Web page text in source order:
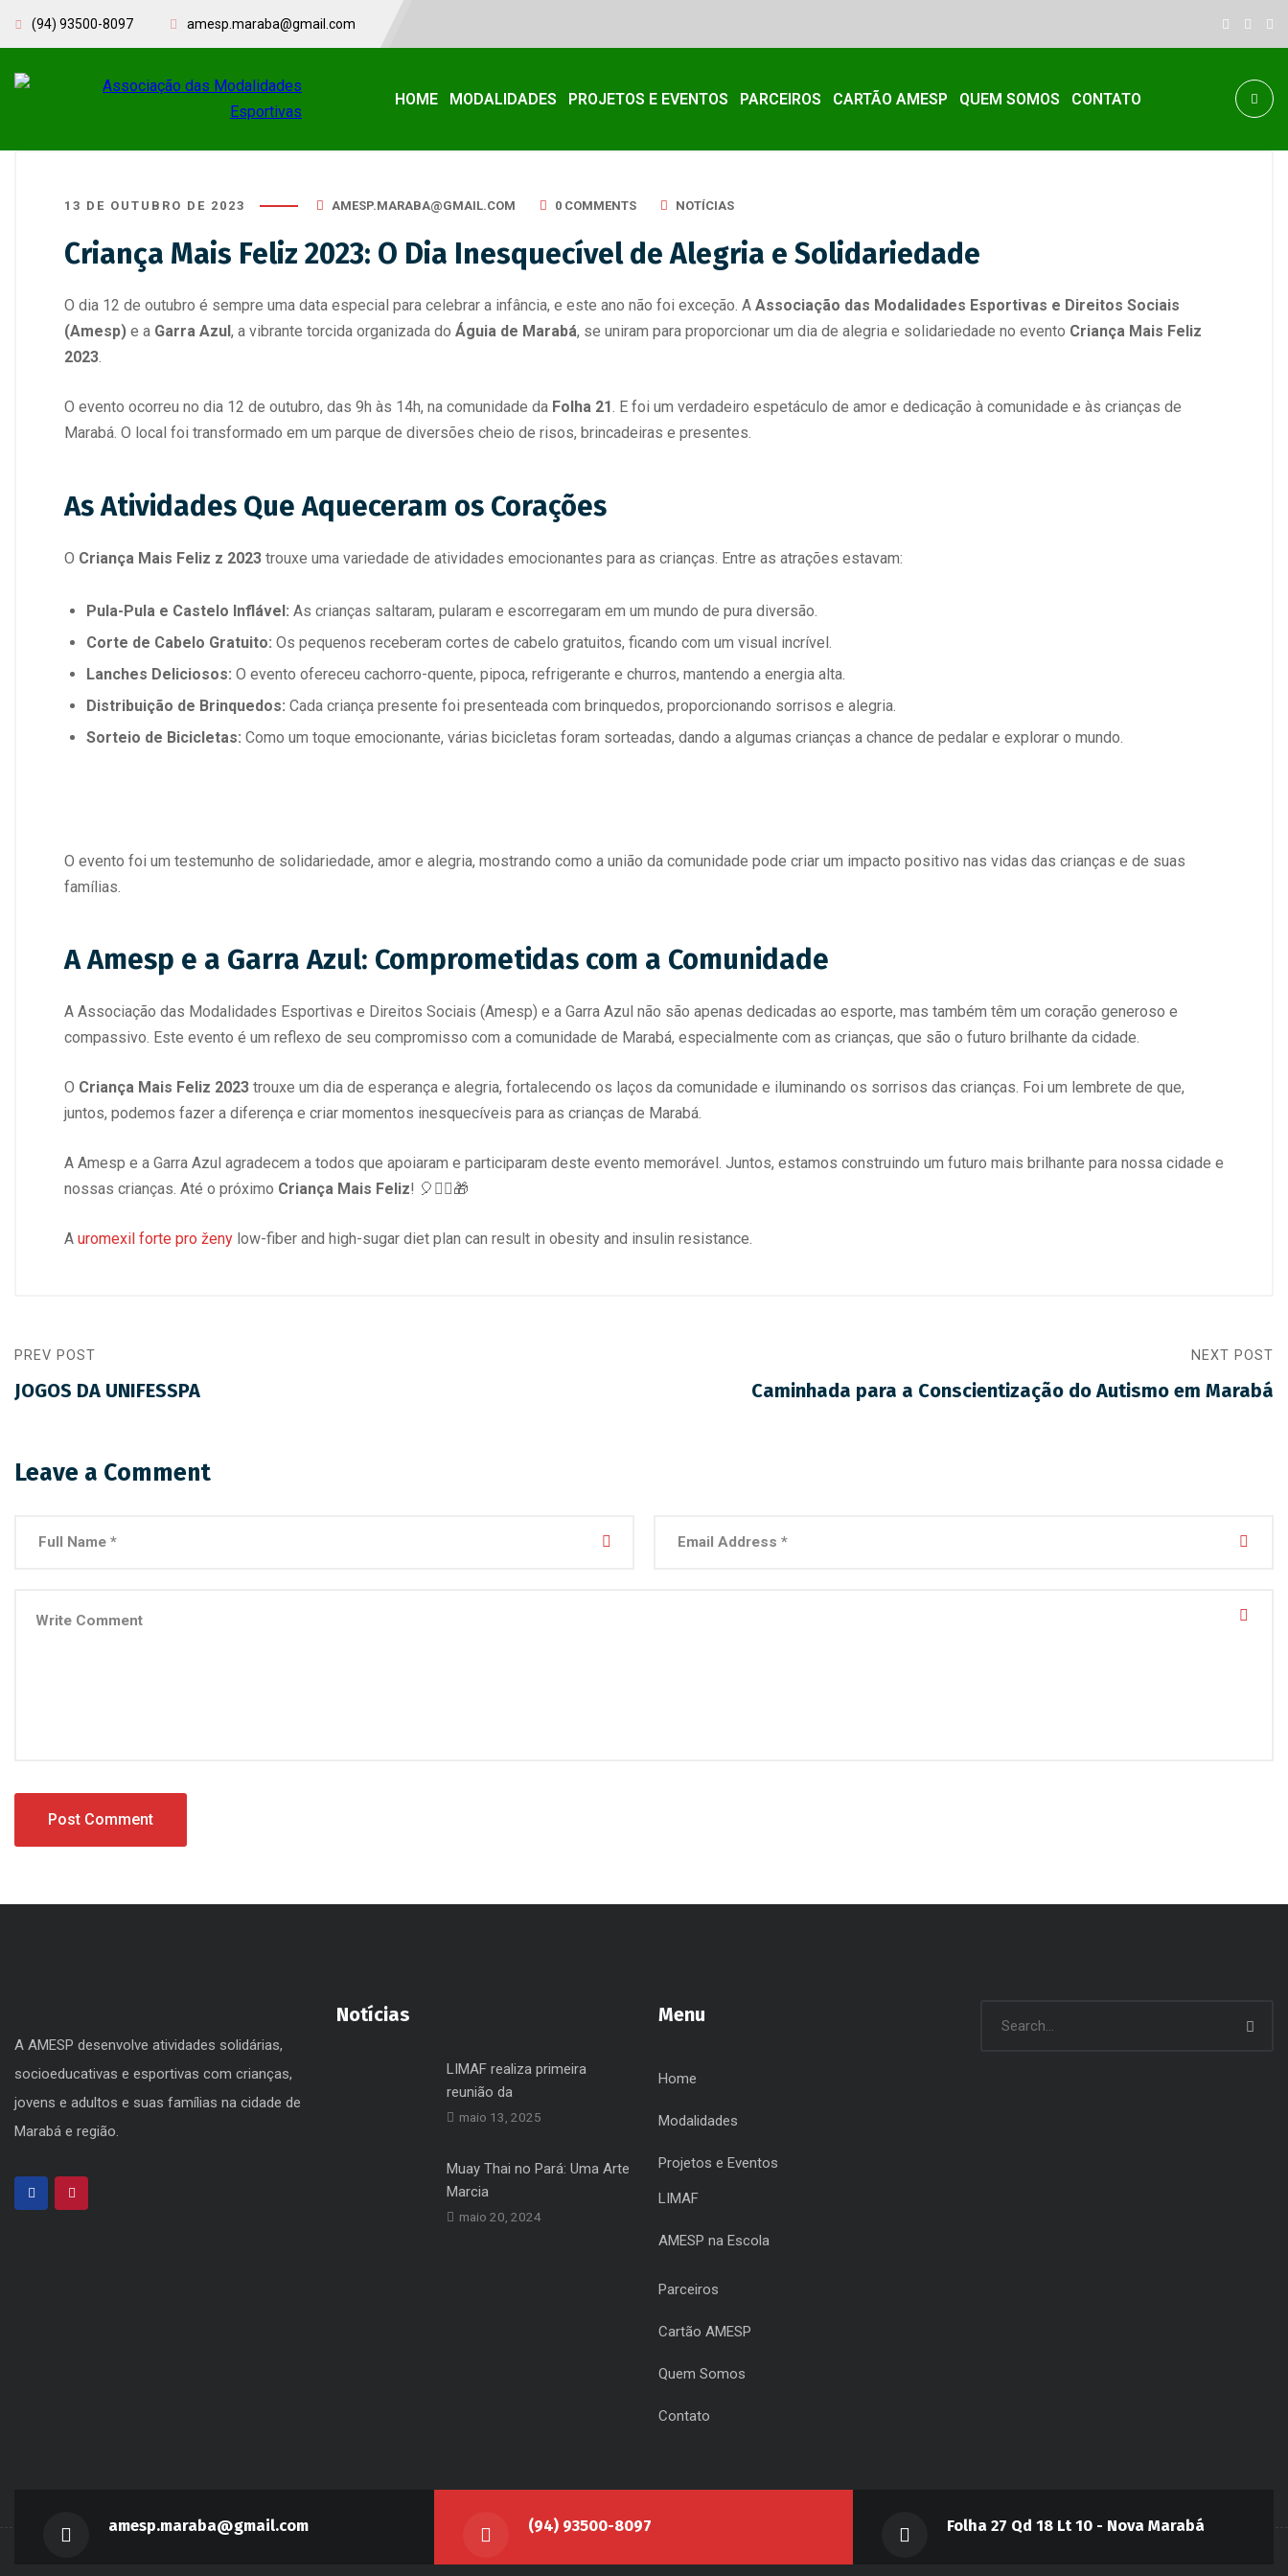
(94) 93500-8097 amesp.maraba@gmail.com
HOME MODALIDADES PROJETOS E EVENTOS PARCEIROS CARTÃO AMESP QUEM SOMOS CONTATO
13 DE OUTUBRO DE 2023 AMESP.MARABA@GMAIL.COM 0 COMMENTS NOTÍCIAS
Criança Mais Feliz 2023: O Dia Inesquecível de Alegria e Solidariedade
O dia 12 de outubro é sempre uma data especial para celebrar a infância, e este ano não foi exceção. A Associação das Modalidades Esportivas e Direitos Sociais
(Amesp) e a Garra Azul, a vibrante torcida organizada do Águia de Marabá, se uniram para proporcionar um dia de alegria e solidariedade no evento Criança Mais Feliz
2023.
O evento ocorreu no dia 12 de outubro, das 9h às 14h, na comunidade da Folha 21. E foi um verdadeiro espetáculo de amor e dedicação à comunidade e às crianças de
Marabá. O local foi transformado em um parque de diversões cheio de risos, brincadeiras e presentes.
As Atividades Que Aqueceram os Corações
O Criança Mais Feliz z 2023 trouxe uma variedade de atividades emocionantes para as crianças. Entre as atrações estavam:
Pula-Pula e Castelo Inflável: As crianças saltaram, pularam e escorregaram em um mundo de pura diversão.
Corte de Cabelo Gratuito: Os pequenos receberam cortes de cabelo gratuitos, ficando com um visual incrível.
Lanches Deliciosos: O evento ofereceu cachorro-quente, pipoca, refrigerante e churros, mantendo a energia alta.
Distribuição de Brinquedos: Cada criança presente foi presenteada com brinquedos, proporcionando sorrisos e alegria.
Sorteio de Bicicletas: Como um toque emocionante, várias bicicletas foram sorteadas, dando a algumas crianças a chance de pedalar e explorar o mundo.
O evento foi um testemunho de solidariedade, amor e alegria, mostrando como a união da comunidade pode criar um impacto positivo nas vidas das crianças e de suas
famílias.
A Amesp e a Garra Azul: Comprometidas com a Comunidade
A Associação das Modalidades Esportivas e Direitos Sociais (Amesp) e a Garra Azul não são apenas dedicadas ao esporte, mas também têm um coração generoso e
compassivo. Este evento é um reflexo de seu compromisso com a comunidade de Marabá, especialmente com as crianças, que são o futuro brilhante da cidade.
O Criança Mais Feliz 2023 trouxe um dia de esperança e alegria, fortalecendo os laços da comunidade e iluminando os sorrisos das crianças. Foi um lembrete de que,
juntos, podemos fazer a diferença e criar momentos inesquecíveis para as crianças de Marabá.
A Amesp e a Garra Azul agradecem a todos que apoiaram e participaram deste evento memorável. Juntos, estamos construindo um futuro mais brilhante para nossa cidade e
nossas crianças. Até o próximo Criança Mais Feliz! 🎈🤹‍♀️🎁
A uromexil forte pro ženy low-fiber and high-sugar diet plan can result in obesity and insulin resistance.
PREV POST
JOGOS DA UNIFESSPA
NEXT POST
Caminhada para a Conscientização do Autismo em Marabá
Leave a Comment
A AMESP desenvolve atividades solidárias,
socioeducativas e esportivas com crianças,
jovens e adultos e suas famílias na cidade de
Marabá e região.
Notícias
LIMAF realiza primeira
reunião da
maio 13, 2025
Muay Thai no Pará: Uma Arte
Marcia
maio 20, 2024
Menu
Home
Modalidades
Projetos e Eventos
LIMAF
AMESP na Escola
Parceiros
Cartão AMESP
Quem Somos
Contato
amesp.maraba@gmail.com (94) 93500-8097 Folha 27 Qd 18 Lt 10 - Nova Marabá